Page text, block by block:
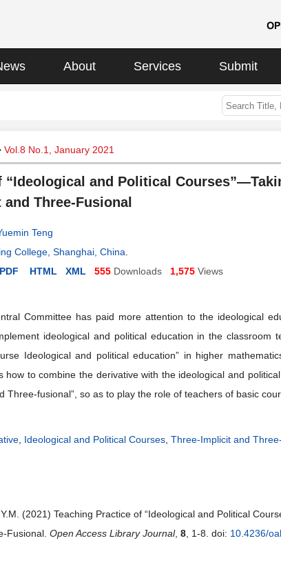
About Services Submit
Vol.8 No.1, January 2021
“Ideological and Political
Three-Fusional
Teng
College, Shanghai, China
PDF HTML XML 555 Downloads 1,575 Views
Committee has paid more attention to the ideological
ideological and political education in the classroom
Ideological and political education” in higher
how to combine the derivative with the ideological and
Three-fusional”, so as to play the role of teachers of basic
Ideological and Political Courses Three-Implicit and
(2021) Teaching Practice of “Ideological and Political
Fusional. Open Access Library Journal, 8 , 1-8. doi: 10.4236/